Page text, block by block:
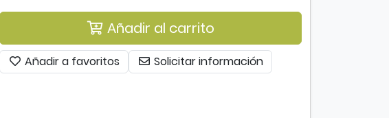
Añadir al carrito
Añadir a favoritos Solicitar información